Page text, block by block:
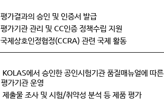
평가결과의 승인 및 인증서 발급
평가기관 관리 및 CC인증 정책수립 지원
국제상호인정협정(CCRA) 관련 국제 활동
KOLAS에서 승인한 공인시험기관 품질매뉴얼에 따른
평가기관 운영
제출물 조사 및 시험/취약성 분석 등 제품 평가